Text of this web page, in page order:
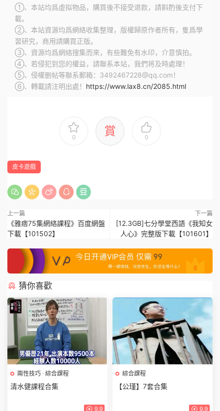
①、本站均爲虛拟物品，購買後不接受退款，請斟酌後支付下
載。
②、本站資源均爲網絡收集整理，版權歸原作者所有，隻爲學
習研究，商用請購買正版。
③、資源均爲網絡搜集而來，有些難免有水印，介意慎拍。
④、若侵犯到您的權益，請聯系本站，我們将及時處理！
⑤、侵權删帖等聯系郵箱：3492467228@qq.com！
⑥、轉載請注明出處！ https://www.lax8.cn/2085.html
0 賞 0
皮卡遊戲
上一篇
《雅痞75集網絡課程》百度網盤
下載【101502】
下一篇
[12.3GB]七分學堂西語《我知女
人心》完整版下載【101601】
猜你喜歡
兩性技巧 · 綜合課程
清水健課程合集
9.9
綜合課程
【公瑾】7套合集
9.9